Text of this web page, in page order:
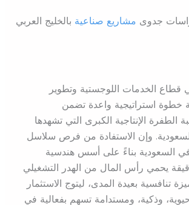
جدوى مشاريع صناعيةبالخليج العربي
قطاع الخدمات اللوجستية وتطوير
خطوة استراتيجية واعدة تضمن
الطفرة الإنتاجية الكبرى التي تشهدها
وإن الاستفادة من فرص سلاسل
في السعودية بناءً على أسس هندسية
يحمي رأس المال من الهدر التشغيلي
تنافسية بعيدة المدى، ليتوج الاستثمار
وذكية، ومستدامة تسهم بفعالية في